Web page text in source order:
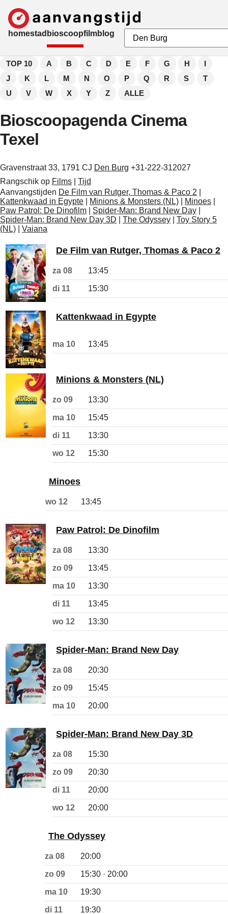
homestad bioscoopfilmblog
TOP 10 A B C D E F G H
I
J
K L M N O P Q R S
T
U
V W X Y Z ALLE
Bioscoopagenda Cinema
Texel
Gravenstraat 33, 1791 CJ Den Burg +31-222-312027
Rangschik op Films
Tijd
Aanvangstijden De Film van Rutger, Thomas & Paco 2
Kattenkwaad in Egypte
Minions & Monsters (NL) Minoes
Paw Patrol: De Dinofilm
Spider-Man: Brand New Day
Spider-Man: Brand New Day 3D
The Odyssey
Toy Story 5
(NL)
Vaiana
De Film van Rutger, Thomas & Paco 2
za 08 13:45
di 11 15:30
Kattenkwaad in Egypte
ma 10 13:45
Minions & Monsters (NL)
zo 09 13:30
ma 10 15:45
di 11 13:30
wo 12 15:30
Minoes
wo 12 13:45
Paw Patrol: De Dinofilm
za 08 13:30
zo 09 13:45
ma 10 13:30
di 11 13:45
wo 12 13:30
Spider-Man: Brand New Day
za 08 20:30
zo 09 15:45
ma 10 20:00
Spider-Man: Brand New Day 3D
za 08 15:30
zo 09 20:30
di 11 20:00
wo 12 20:00
The Odyssey
za 08 20:00
zo 09 15:30 · 20:00
ma 10 19:30
di 11 19:30